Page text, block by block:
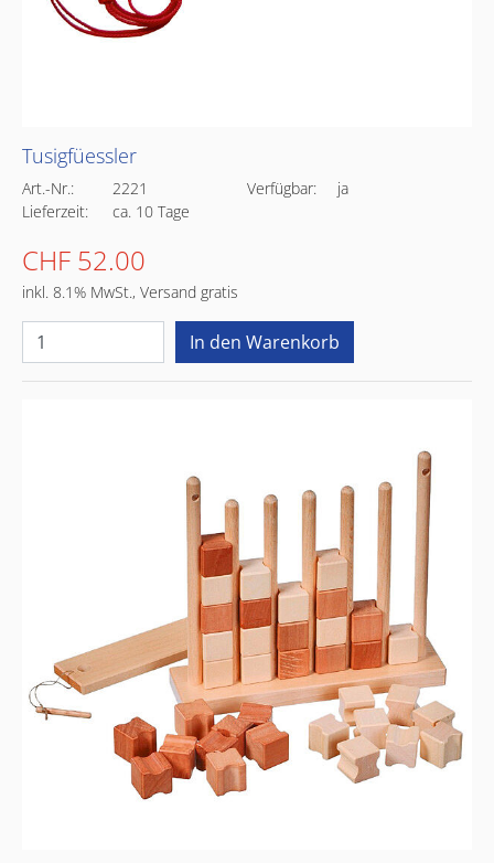
Tusigfüessler
Art.-Nr.: 2221 Verfügbar:
ja
Lieferzeit:
ca. 10 Tage
CHF 52.00
inkl. 8.1% MwSt., Versand gratis